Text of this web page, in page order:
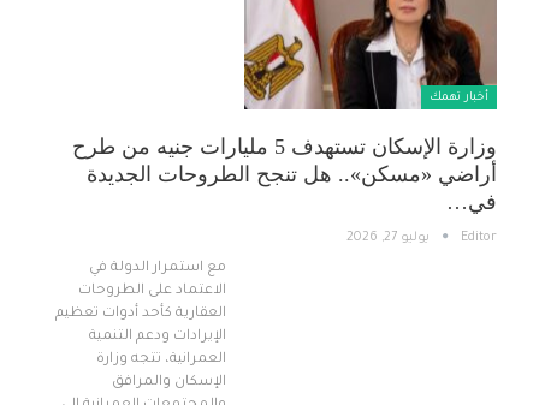
أخبار تهمك
وزارة الإسكان تستهدف 5 مليارات جنيه من طرح
أراضي «مسكن».. هل تنجح الطروحات الجديدة
في…
Editor يوليو 27, 2026
مع استمرار الدولة في
الاعتماد على الطروحات
العقارية كأحد أدوات تعظيم
الإيرادات ودعم التنمية
العمرانية، تتجه وزارة
الإسكان والمرافق